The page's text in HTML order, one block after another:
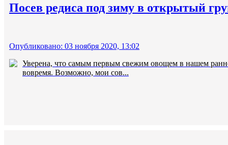
Посев редиса под зиму в открытый
Опубликовано: 03 ноября 2020, 13:02
Уверена, что самым первым свежим овощем в нашем
вовремя. Возможно, мои сов...